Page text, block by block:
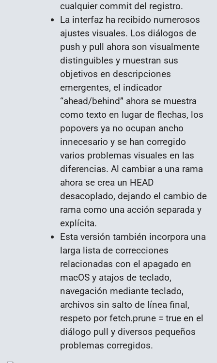
cualquier commit del registro.
La interfaz ha recibido numerosos
ajustes visuales. Los diálogos de
push y pull ahora son visualmente
distinguibles y muestran sus
objetivos en descripciones
emergentes, el indicador
“ahead/behind” ahora se muestra
como texto en lugar de flechas, los
popovers ya no ocupan ancho
innecesario y se han corregido
varios problemas visuales en las
diferencias. Al cambiar a una rama
ahora se crea un HEAD
desacoplado, dejando el cambio de
rama como una acción separada y
explícita.
Esta versión también incorpora una
larga lista de correcciones
relacionadas con el apagado en
macOS y atajos de teclado,
navegación mediante teclado,
archivos sin salto de línea final,
respeto por fetch.prune = true en el
diálogo pull y diversos pequeños
problemas corregidos.